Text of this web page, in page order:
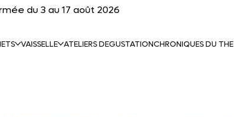
du 3 au 17 août 2026
VAISSELLE ATELIERS DEGUSTATIONCHRONIQUES DU THE